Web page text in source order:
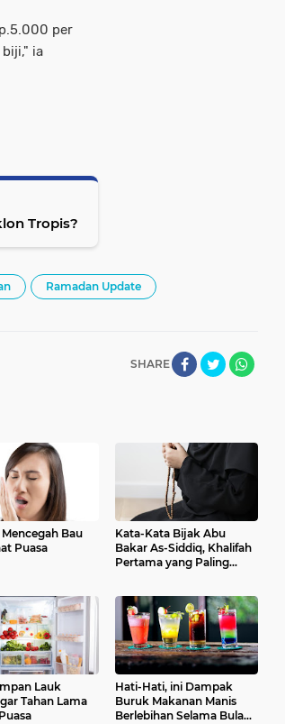
per
ia
Tropis?
Ramadan Update
SHARE
Bau
Puasa
Kata-Kata Bijak Abu
Bakar As-Siddiq, Khalifah
Pertama yang Paling
Lauk
Tahan Lama
Hati-Hati, ini Dampak
Buruk Makanan Manis
Berlebihan Selama Bulan